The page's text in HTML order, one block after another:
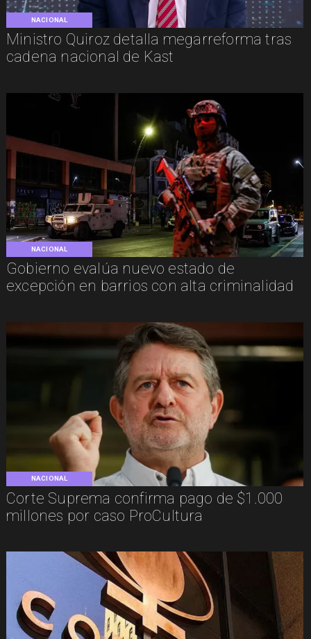
NACIONAL
Ministro Quiroz detalla megarreforma tras
cadena nacional de Kast
NACIONAL
Gobierno evalúa nuevo estado de
excepción en barrios con alta criminalidad
NACIONAL
Corte Suprema confirma pago de $1.000
millones por caso ProCultura